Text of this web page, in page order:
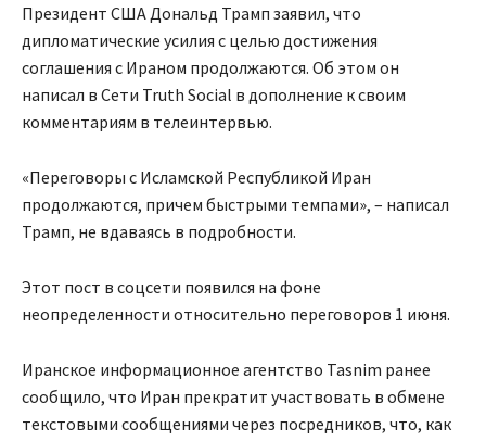
Президент США Дональд Трамп заявил, что
дипломатические усилия с целью достижения
соглашения с Ираном продолжаются. Об этом он
написал в Сети Truth Social в дополнение к своим
комментариям в телеинтервью.
«Переговоры с Исламской Республикой Иран
продолжаются, причем быстрыми темпами», – написал
Трамп, не вдаваясь в подробности.
Этот пост в соцсети появился на фоне
неопределенности относительно переговоров 1 июня.
Иранское информационное агентство Tasnim ранее
сообщило, что Иран прекратит участвовать в обмене
текстовыми сообщениями через посредников, что, как